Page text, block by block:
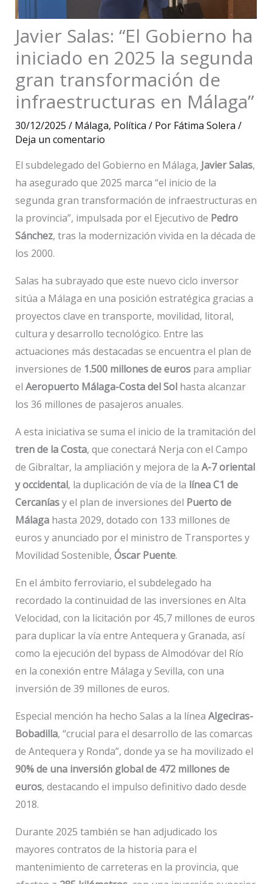
Javier Salas: “El Gobierno ha
iniciado en 2025 la segunda
gran transformación de
infraestructuras en Málaga”
30/12/2025 / Málaga, Política / Por Fátima Solera /
Deja un comentario
El subdelegado del Gobierno en Málaga, Javier Salas,
ha asegurado que 2025 marca “el inicio de la
segunda gran transformación de infraestructuras en
la provincia”, impulsada por el Ejecutivo de Pedro
Sánchez, tras la modernización vivida en la década de
los 2000.
Salas ha subrayado que este nuevo ciclo inversor
sitúa a Málaga en una posición estratégica gracias a
proyectos clave en transporte, movilidad, litoral,
cultura y desarrollo tecnológico. Entre las
actuaciones más destacadas se encuentra el plan de
inversiones de 1.500 millones de eurospara ampliar
el Aeropuerto Málaga-Costa del Solhasta alcanzar
los 36 millones de pasajeros anuales.
A esta iniciativa se suma el inicio de la tramitación del
tren de la Costa, que conectará Nerja con el Campo
de Gibraltar, la ampliación y mejora de la A-7 oriental
y occidental, la duplicación de vía de la línea C1 de
Cercaníasy el plan de inversiones del Puerto de
Málagahasta 2029, dotado con 133 millones de
euros y anunciado por el ministro de Transportes y
Movilidad Sostenible, Óscar Puente.
En el ámbito ferroviario, el subdelegado ha
recordado la continuidad de las inversiones en Alta
Velocidad, con la licitación por 45,7 millones de euros
para duplicar la vía entre Antequera y Granada, así
como la ejecución del bypass de Almodóvar del Río
en la conexión entre Málaga y Sevilla, con una
inversión de 39 millones de euros.
Especial mención ha hecho Salas a la línea Algeciras-
Bobadilla, “crucial para el desarrollo de las comarcas
de Antequera y Ronda”, donde ya se ha movilizado el
90% de una inversión global de 472 millones de
euros, destacando el impulso definitivo dado desde
2018.
Durante 2025 también se han adjudicado los
mayores contratos de la historia para el
mantenimiento de carreteras en la provincia, que